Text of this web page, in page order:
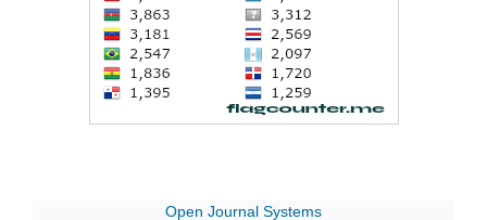
Open Journal Systems